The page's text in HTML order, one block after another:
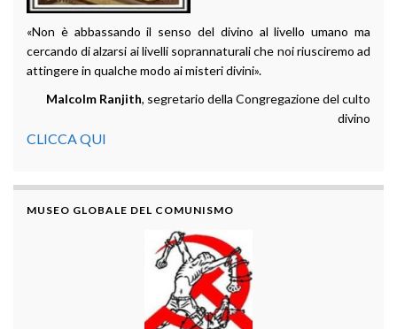
«Non è abbassando il senso del divino al livello umano ma
cercando di alzarsi ai livelli soprannaturali che noi riusciremo ad
attingere in qualche modo ai misteri divini».
Malcolm Ranjith, segretario della Congregazione del culto
divino
CLICCA QUI
MUSEO GLOBALE DEL COMUNISMO